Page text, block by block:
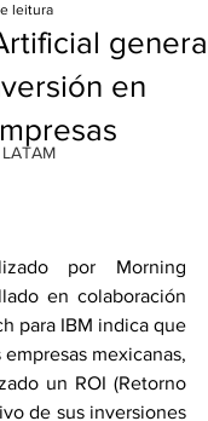
genera
en
leitura
por Morning
en colaboración
para IBM indica que
mexicanas,
un ROI (Retorno
de sus inversiones